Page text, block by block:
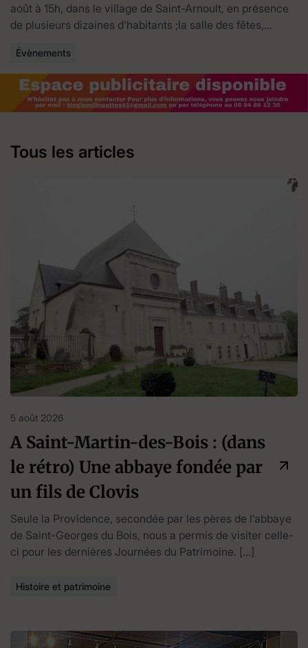
août à 15h, dans le village de Saint-Arnoult, en présence
de plusieurs dizaines d’habitants ;la salle des fêtes,...
Évènements
Tous les articles
5 août 2026
A Saint-Martin-des-Bois : (dans
le rétro) Une abbaye fondée par
un fils de Clovis
Seule la Providence, secondée par les pères de l’abbaye
de Saint-Georges du Bois, nous a permis de visiter celle-
ci pour les dernières Journées du Patrimoine. […]
Histoire et patrimoine